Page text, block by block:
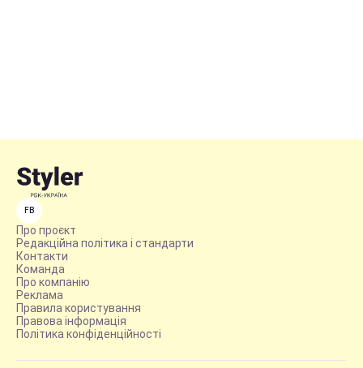
FB
Про проєкт
Редакційна політика і стандарти
Контакти
Команда
Про компанію
Реклама
Правила користування
Правова інформація
Політика конфіденційності